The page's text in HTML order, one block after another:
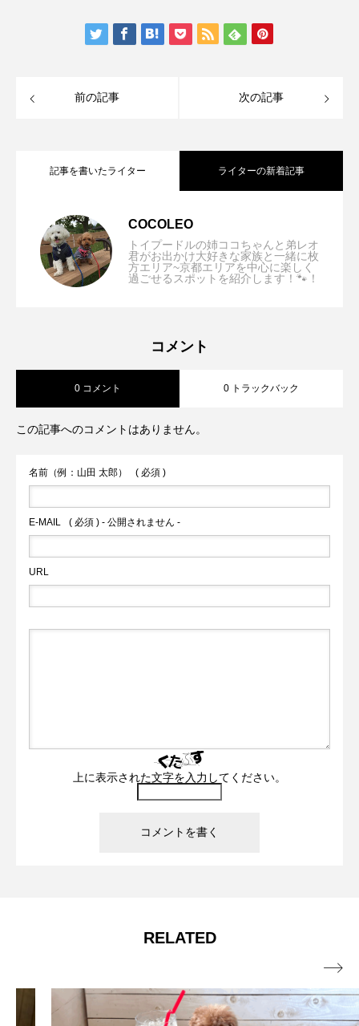
前の記事 次の記事
記事を書いたライター ライターの新着記事
COCOLEO
トイプードルの姉ココちゃんと弟レオ
君がお出かけ大好きな家族と一緒に枚
方エリア~京都エリアを中心に楽しく
過ごせるスポットを紹介します！🐾！
2026.08.07 【和歌山/紀の川市】観音山フルーツガー
デンドッグラン「農園内に貸切ドッグラ
2026.06.30 【奈良市】道の駅クロスウェイなかまち
しい道の駅」
グランのあるオープンテラスで本格的ス
コメント
0 コメント 0 トラックバック
この記事へのコメントはありません。
名前（例：山田 太郎） ( 必須 )
E-MAIL ( 必須 ) - 公開されません -
URL
上に表示された文字を入力してください。
RELATED
